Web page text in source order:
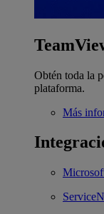
Obtén toda la
plataforma.
Más